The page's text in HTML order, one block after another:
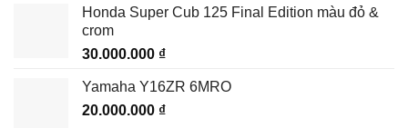
Honda Super Cub 125 Final Edition màu đỏ &
crom
30.000.000 ₫
Yamaha Y16ZR 6MRO
20.000.000 ₫